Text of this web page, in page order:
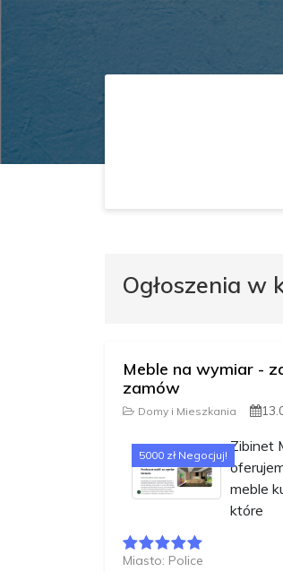
Ogłoszenia w
Meble na wymiar -
zamów
Domy i Mieszkania
5000 zł Negocjuj!
Zibinet
meble
które
Miasto: Police